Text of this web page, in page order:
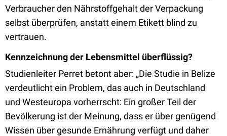
Verbraucher den Nährstoffgehalt der Verpackung
selbst überprüfen, anstatt einem Etikett blind zu
vertrauen.
Kennzeichnung der Lebensmittel überflüssig?
Studienleiter Perret betont aber: „Die Studie in Belize
verdeutlicht ein Problem, das auch in Deutschland
und Westeuropa vorherrscht: Ein großer Teil der
Bevölkerung ist der Meinung, dass er über genügend
Wissen über gesunde Ernährung verfügt und daher